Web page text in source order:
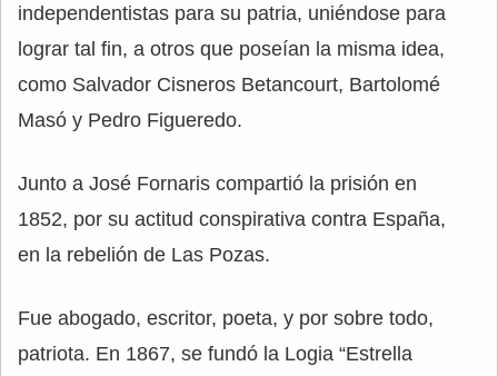
independentistas para su patria, uniéndose para
lograr tal fin, a otros que poseían la misma idea,
como Salvador Cisneros Betancourt, Bartolomé
Masó y Pedro Figueredo.
Junto a José Fornaris compartió la prisión en
1852, por su actitud conspirativa contra España,
en la rebelión de Las Pozas.
Fue abogado, escritor, poeta, y por sobre todo,
patriota. En 1867, se fundó la Logia “Estrella